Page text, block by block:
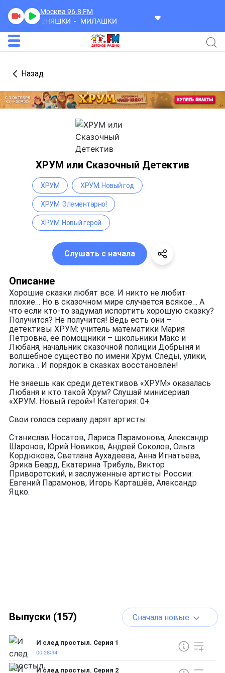
Москва 96.8 FM
2НЯШКИ
МИЛАШКИ
Назад
ХРУМ или Сказочный Детектив
Описание
Хорошие сказки любят все. И никто не любит
плохие… Но в сказочном мире случается всякое… А
что если кто-то задумал испортить хорошую сказку?
Получится? Не получится! Ведь есть они –
детективы ХРУМ: учитель математики Мария
Петровна, её помощники – школьники Макс и
Любаня, начальник сказочной полиции Добрыня и
волшебное существо по имени Хрум. Следы, улики,
логика… И порядок в сказках восстановлен!
Не знаешь как среди детективов «ХРУМ» оказалась
Любаня и кто такой Хрум? Слушай минисериал
«ХРУМ. Новый герой»! Категория: 0+
Свои голоса сериалу дарят артисты:
Станислав Носатов, Лариса Парамонова, Александр
Шаронов, Юрий Новиков, Андрей Соколов, Ольга
Кордюкова, Светлана Аухадеева, Анна Игнатьева,
Эрика Беард, Екатерина Трибуль, Виктор
Приворотский, и заслуженные артисты России:
Евгений Парамонов, Игорь Карташёв, Александр
Яцко.
ХРУМ ХРУМ. Новый год
ХРУМ. Элементарно!
ХРУМ. Новый герой
Слушать с начала
Выпуски (157) Сначала новые
И след простыл. Серия 1
00:28:34
И след простыл. Серия 2